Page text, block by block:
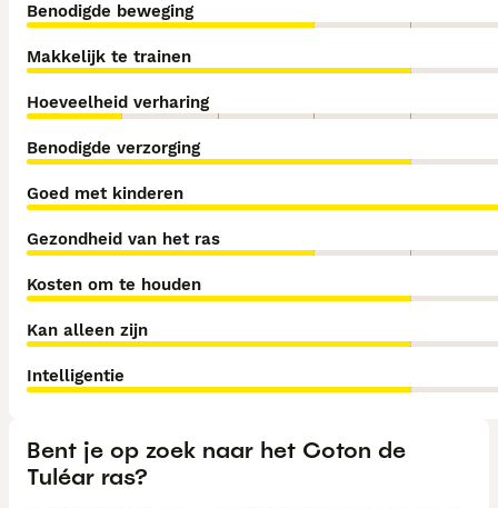
Benodigde beweging
Makkelijk te trainen
Hoeveelheid verharing
Benodigde verzorging
Goed met kinderen
Gezondheid van het ras
Kosten om te houden
Kan alleen zijn
Intelligentie
Bent je op zoek naar het Coton de
Tuléar ras?